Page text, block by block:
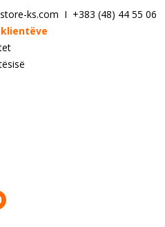
ks.com I +383 (48) 44 55 06